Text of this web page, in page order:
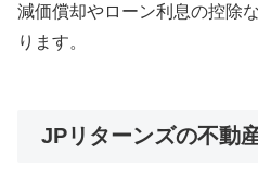
減価償却やローン利息の控除
ります。
JPリターンズの不動